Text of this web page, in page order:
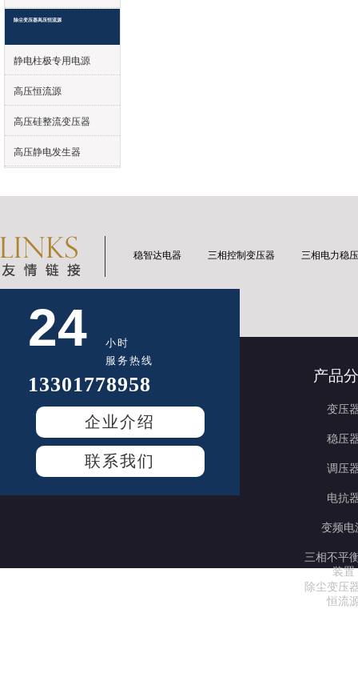
除尘变压器高压恒流源
静电柱极专用电源
高压恒流源
高压硅整流变压器
高压静电发生器
稳智达电器 三相控制变压器 三相电力稳
24
小时
服务热线
13301778958
企业介绍
联系我们
产品
变压
稳压
调压
电抗
变频电
三相不平
装置
除尘变压
恒流